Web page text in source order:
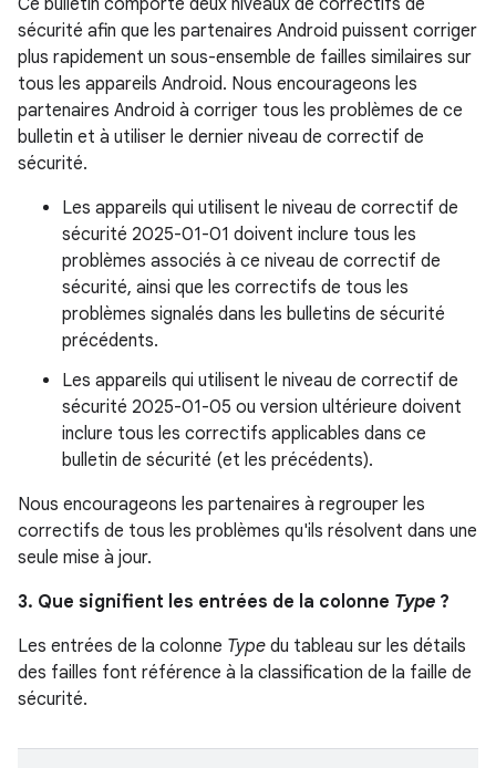
Ce bulletin comporte deux niveaux de correctifs de
sécurité afin que les partenaires Android puissent corriger
plus rapidement un sous-ensemble de failles similaires sur
tous les appareils Android. Nous encourageons les
partenaires Android à corriger tous les problèmes de ce
bulletin et à utiliser le dernier niveau de correctif de
sécurité.
Les appareils qui utilisent le niveau de correctif de
sécurité 2025-01-01 doivent inclure tous les
problèmes associés à ce niveau de correctif de
sécurité, ainsi que les correctifs de tous les
problèmes signalés dans les bulletins de sécurité
précédents.
Les appareils qui utilisent le niveau de correctif de
sécurité 2025-01-05 ou version ultérieure doivent
inclure tous les correctifs applicables dans ce
bulletin de sécurité (et les précédents).
Nous encourageons les partenaires à regrouper les
correctifs de tous les problèmes qu'ils résolvent dans une
seule mise à jour.
3. Que signifient les entrées de la colonne Type ?
Les entrées de la colonne Type du tableau sur les détails
des failles font référence à la classification de la faille de
sécurité.